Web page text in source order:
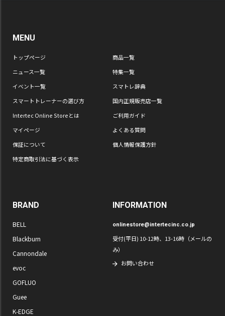
MENU
トップページ
商品一覧
ニュース一覧
特集一覧
イベント一覧
スマトレ辞典
スマートトレーナーの選び方
国内正規販売店一覧
Intertec Online Storeとは
ご利用ガイド
マイページ
よくある質問
保証について
個人情報保護方針
特定商取引法に基づく表示
BRAND
BELL
Blackburn
Cannondale
evoc
GOFLUO
Guee
K-EDGE
INFORMATION
onlinestore@intertecinc.co.jp
受付(平日) 10-12時、13-16時（メールの
み）
お問い合わせ